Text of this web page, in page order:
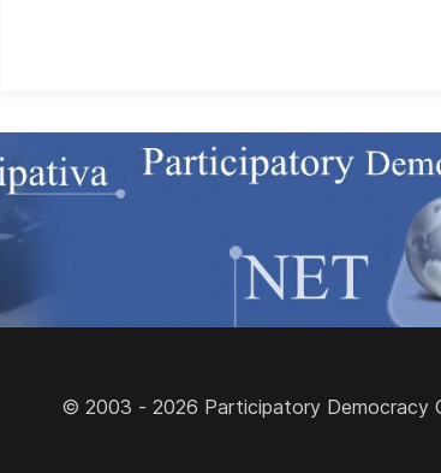
© 2003 - 2026 Participatory Democracy